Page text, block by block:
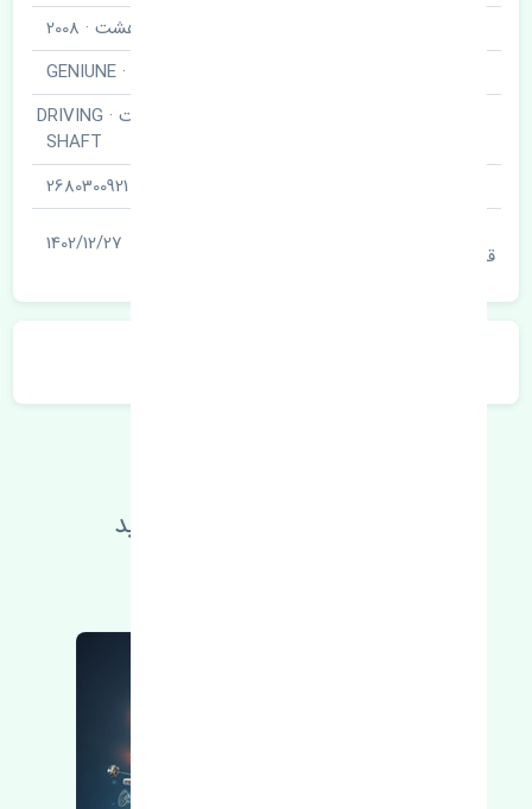
دوهزار و هشت · 2008
اصلی · GENIUNE
پلوس راست · DRIVING
SHAFT
2680300921
قیمت
1402/12/27
اطلاعات فنی خود را بالا ببرید